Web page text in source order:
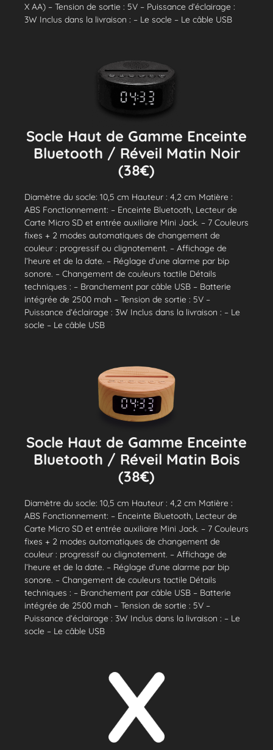
X AA) – Tension de sortie : 5V – Puissance d’éclairage :
3W Inclus dans la livraison : – Le socle – Le câble USB
Socle Haut de Gamme Enceinte
Bluetooth / Réveil Matin Noir
(38€)
Diamètre du socle: 10,5 cm Hauteur : 4,2 cm Matière :
ABS Fonctionnement: – Enceinte Bluetooth, Lecteur de
Carte Micro SD et entrée auxiliaire Mini Jack. – 7 Couleurs
fixes + 2 modes automatiques de changement de
couleur : progressif ou clignotement. – Affichage de
l’heure et de la date. – Réglage d’une alarme par bip
sonore. – Changement de couleurs tactile Détails
techniques : – Branchement par câble USB – Batterie
intégrée de 2500 mah – Tension de sortie : 5V –
Puissance d’éclairage : 3W Inclus dans la livraison : – Le
socle – Le câble USB
Socle Haut de Gamme Enceinte
Bluetooth / Réveil Matin Bois
(38€)
Diamètre du socle: 10,5 cm Hauteur : 4,2 cm Matière :
ABS Fonctionnement: – Enceinte Bluetooth, Lecteur de
Carte Micro SD et entrée auxiliaire Mini Jack. – 7 Couleurs
fixes + 2 modes automatiques de changement de
couleur : progressif ou clignotement. – Affichage de
l’heure et de la date. – Réglage d’une alarme par bip
sonore. – Changement de couleurs tactile Détails
techniques : – Branchement par câble USB – Batterie
intégrée de 2500 mah – Tension de sortie : 5V –
Puissance d’éclairage : 3W Inclus dans la livraison : – Le
socle – Le câble USB